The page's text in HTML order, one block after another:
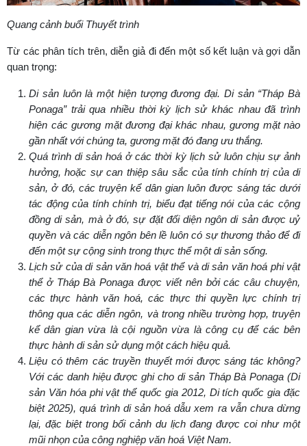
Quang cảnh buổi Thuyết trình
Từ các phân tích trên, diễn giả đi đến một số kết luận và gợi dẫn
quan trọng:
Di sản luôn là một hiện tượng đương đại. Di sản “Tháp Bà
Ponaga” trải qua nhiều thời kỳ lịch sử khác nhau đã trình
hiện các gương mặt đương đại khác nhau, gương mặt nào
gần nhất với chúng ta, gương mặt đó đang ưu thắng.
Quá trình di sản hoá ở các thời kỳ lịch sử luôn chịu sự ảnh
hưởng, hoặc sự can thiệp sâu sắc của tính chính trị của di
sản, ở đó, các truyện kể dân gian luôn được sáng tác dưới
tác động của tính chính trị, biểu đạt tiếng nói của các cộng
đồng di sản, mà ở đó, sự đặt đối diện ngôn di sản được uỷ
quyền và các diễn ngôn bên lề luôn có sự thương thảo để đi
đến một sự cộng sinh trong thực thể một di sản sống.
Lịch sử của di sản văn hoá vật thể và di sản văn hoá phi vật
thể ở Tháp Bà Ponaga được viết nên bởi các câu chuyện,
các thực hành văn hoá, các thực thi quyền lực chính trị
thông qua các diễn ngôn, và trong nhiều trường hợp, truyện
kể dân gian vừa là cội nguồn vừa là công cụ để các bên
thực hành di sản sử dụng một cách hiệu quả.
Liệu có thêm các truyền thuyết mới được sáng tác không?
Với các danh hiệu được ghi cho di sản Tháp Bà Ponaga (Di
sản Văn hóa phi vật thể quốc gia 2012, Di tích quốc gia đặc
biệt 2025), quá trình di sản hoá dẫu xem ra vẫn chưa dừng
lại, đặc biệt trong bối cảnh du lịch đang được coi như một
mũi nhọn của công nghiệp văn hoá Việt Nam.